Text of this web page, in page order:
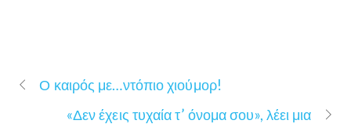
Ο καιρός με…ντόπιο χιούμορ!
«Δεν έχεις τυχαία τ’ όνομα σου», λέει μια